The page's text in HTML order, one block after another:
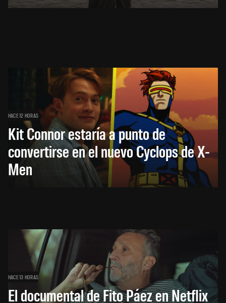
HACE 12 HORAS
Kit Connor estaría a punto de
convertirse en el nuevo Cyclops de X-
Men
HACE 13 HORAS
El documental de Fito Páez en Netflix